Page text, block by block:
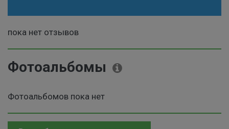
пока нет отзывов
Фотоальбомы
Фотоальбомов пока нет